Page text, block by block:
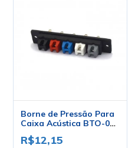
Borne de Pressão Para
Caixa Acústica BTO-05
- SCOTT
R$12,15